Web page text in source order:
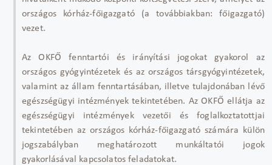
országos kórház-főigazgató (a továbbiakban: főigazgató)
vezet.
Az OKFŐ fenntartói és irányítási jogokat gyakorol az
országos gyógyintézetek és az országos társgyógyintézetek,
valamint az állam fenntartásában, illetve tulajdonában lévő
egészségügyi intézmények tekintetében. Az OKFŐ ellátja az
egészségügyi intézmények vezetői és foglalkoztatottjai
tekintetében az országos kórház-főigazgató számára külön
jogszabályban meghatározott munkáltatói jogok
gyakorlásával kapcsolatos feladatokat.